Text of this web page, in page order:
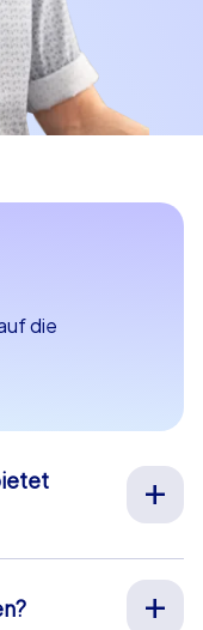
die
und
an. Unsere
durchgeführt,